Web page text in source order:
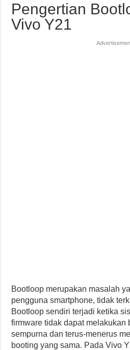
Pengertian
Vivo Y21
Bootloop merupakan masalah
pengguna smartphone, tidak
Bootloop sendiri terjadi ketika
firmware tidak dapat melakukan
sempurna dan terus-menerus
booting yang sama. Pada Vivo